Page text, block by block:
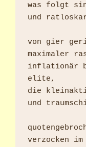
was folgt
und
von gier
maximaler
inflationär
elite,
die
und
verzocken im